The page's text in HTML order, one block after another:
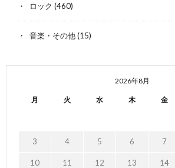
ロック (460)
音楽・その他(15)
2026年8月
月 火 水 木 金
3 4 5 6 7
10 11 12 13 14